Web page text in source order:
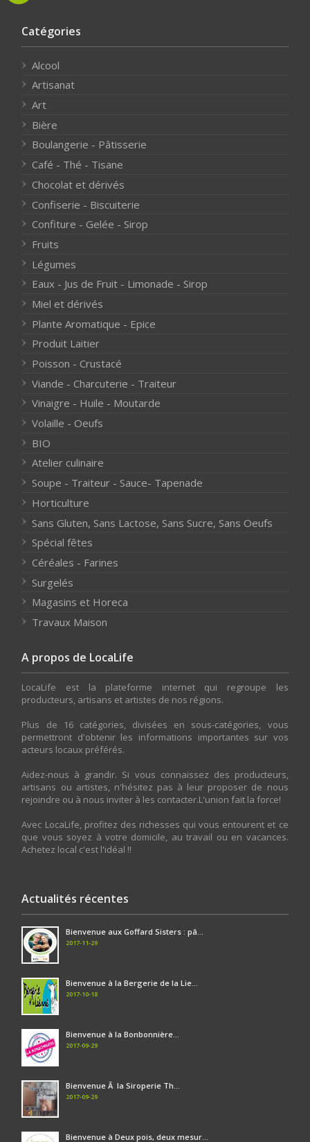
Catégories
Alcool
Artisanat
Art
Bière
Boulangerie - Pâtisserie
Café - Thé - Tisane
Chocolat et dérivés
Confiserie - Biscuiterie
Confiture - Gelée - Sirop
Fruits
Légumes
Eaux - Jus de Fruit - Limonade - Sirop
Miel et dérivés
Plante Aromatique - Epice
Produit Laitier
Poisson - Crustacé
Viande - Charcuterie - Traiteur
Vinaigre - Huile - Moutarde
Volaille - Oeufs
BIO
Atelier culinaire
Soupe - Traiteur - Sauce- Tapenade
Horticulture
Sans Gluten, Sans Lactose, Sans Sucre, Sans Oeufs
Spécial fêtes
Céréales - Farines
Surgelés
Magasins et Horeca
Travaux Maison
A propos de LocaLife
LocaLife est la plateforme internet qui regroupe les
producteurs, artisans et artistes de nos régions.
Plus de 16 catégories, divisées en sous-catégories, vous
permettront d'obtenir les informations importantes sur vos
acteurs locaux préférés.
Aidez-nous à grandir. Si vous connaissez des producteurs,
artisans ou artistes, n'hésitez pas à leur proposer de nous
rejoindre ou à nous inviter à les contacter.L'union fait la force!
Avec LocaLife, profitez des richesses qui vous entourent et ce
que vous soyez à votre domicile, au travail ou en vacances.
Achetez local c'est l'idéal !!
Actualités récentes
Bienvenue aux Goffard Sisters : pâ...
2017-11-29
Bienvenue à la Bergerie de la Lie...
2017-10-18
Bienvenue à la Bonbonnière...
2017-09-29
Bienvenue Ã la Siroperie Th...
2017-09-29
Bienvenue à Deux pois, deux mesur...